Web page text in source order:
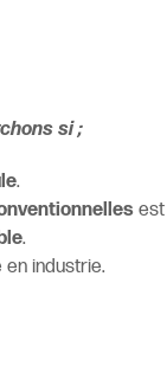
si ;
.
est
.
industrie.